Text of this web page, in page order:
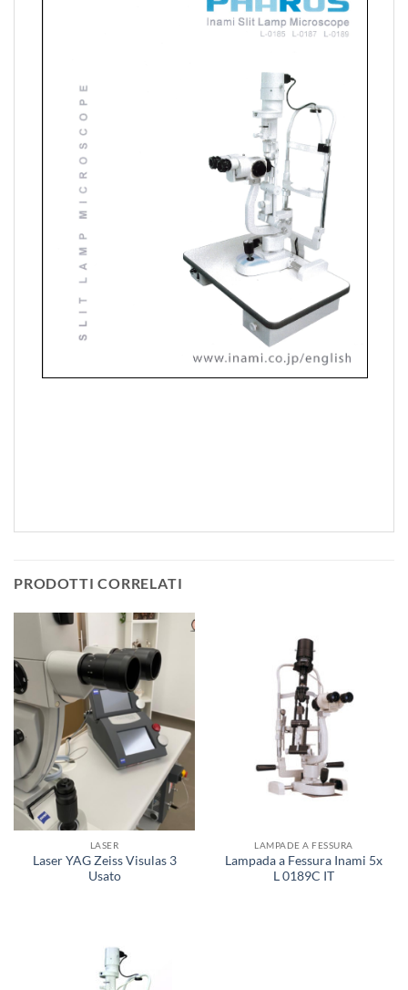
PRODOTTI CORRELATI
LASER
Laser YAG Zeiss Visulas 3
Usato
LAMPADE A FESSURA
Lampada a Fessura Inami 5x
L 0189C IT